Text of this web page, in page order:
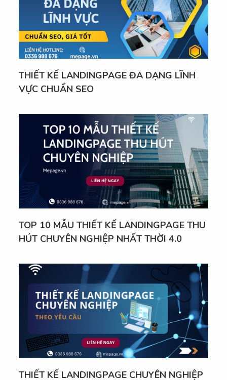
THIẾT KẾ LANDINGPAGE ĐA DẠNG LĨNH
VỰC CHUẨN SEO
TOP 10 MẪU THIẾT KẾ LANDINGPAGE THU
HÚT CHUYÊN NGHIỆP NHẤT THỜI 4.0
THIẾT KẾ LANDINGPAGE CHUYÊN NGHIỆP